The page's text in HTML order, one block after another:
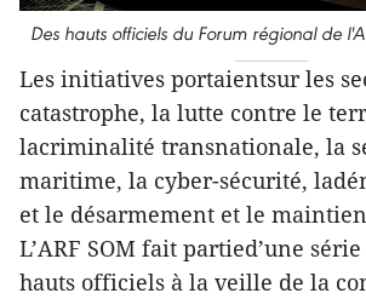
Des hauts officiels du Forum régional de
Les initiatives portaientsur les
catastrophe, la lutte contre le
lacriminalité transnationale, la
maritime, la cyber-sécurité,
et le désarmement et le
L’ARF SOM fait partied’une
hauts officiels à la veille de la